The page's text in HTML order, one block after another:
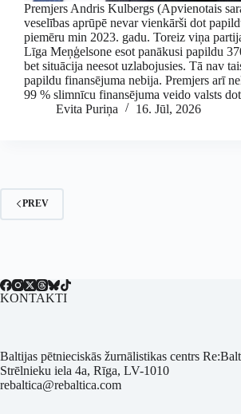
Premjers Andris Kulbergs (Apvienotais
veselības aprūpē nevar vienkārši dot
piemēru min 2023. gadu. Toreiz viņa
Līga Meņģelsone esot panākusi papildu
bet situācija neesot uzlabojusies. Tā nav
papildu finansējuma nebija. Premjers arī
99 % slimnīcu finansējuma veido valsts
Evita Puriņa
16. Jūl, 2026
PREV
KONTAKTI
Baltijas pētnieciskās žurnālistikas centrs
Strēlnieku iela 4a, Rīga, LV-1010
rebaltica@rebaltica.com